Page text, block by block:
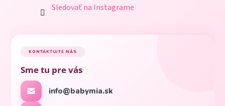
Sledovať na Instagrame
KONTAKTUJTE NÁS
Sme tu pre vás
info@babymia.sk